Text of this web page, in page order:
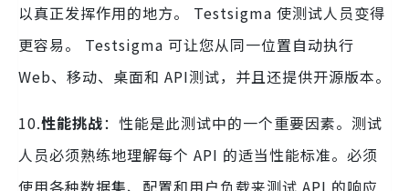
以真正发挥作用的地方。 Testsigma 使测试人员变得
更容易。 Testsigma 可让您从同一位置自动执行
Web、移动、桌面和 API测试，并且还提供开源版本。
10.性能挑战：性能是此测试中的一个重要因素。测试
人员必须熟练地理解每个 API 的适当性能标准。必须
使用各种数据集、配置和用户负载来测试 API 的响应